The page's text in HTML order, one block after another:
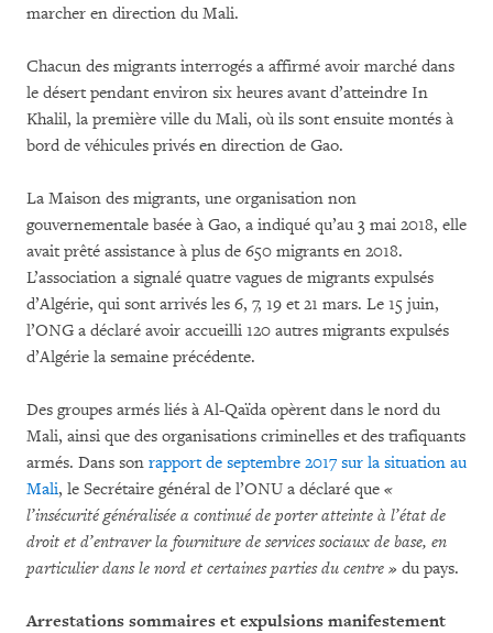
marcher en direction du Mali.
Chacun des migrants interrogés a affirmé avoir marché dans
le désert pendant environ six heures avant d’atteindre In
Khalil, la première ville du Mali, où ils sont ensuite montés à
bord de véhicules privés en direction de Gao.
La Maison des migrants, une organisation non
gouvernementale basée à Gao, a indiqué qu’au 3 mai 2018, elle
avait prêté assistance à plus de 650 migrants en 2018.
L’association a signalé quatre vagues de migrants expulsés
d’Algérie, qui sont arrivés les 6, 7, 19 et 21 mars. Le 15 juin,
l’ONG a déclaré avoir accueilli 120 autres migrants expulsés
d’Algérie la semaine précédente.
Des groupes armés liés à Al-Qaïda opèrent dans le nord du
Mali, ainsi que des organisations criminelles et des trafiquants
armés. Dans son rapport de septembre 2017 sur la situation au
Mali, le Secrétaire général de l’ONU a déclaré que «
l’insécurité généralisée a continué de porter atteinte à l’état de
droit et d’entraver la fourniture de services sociaux de base, en
particulier dans le nord et certaines parties du centre » du pays.
Arrestations sommaires et expulsions manifestement